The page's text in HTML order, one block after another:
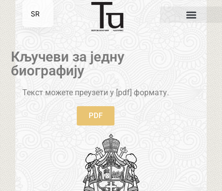
Кључеви за једну
биографију
Текст можете преузети у [pdf] формату.
PDF
SR
EN